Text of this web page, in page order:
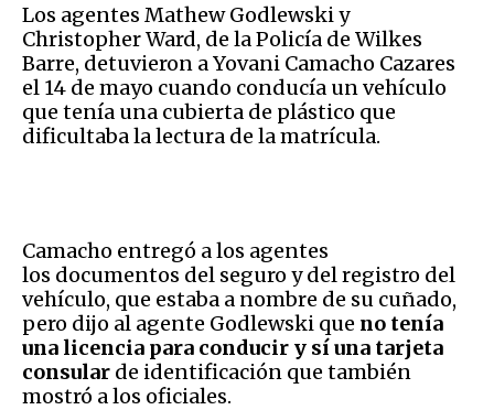
Los agentes Mathew Godlewski y
Christopher Ward, de la Policía de Wilkes
Barre, detuvieron a Yovani Camacho Cazares
el 14 de mayo cuando conducía un vehículo
que tenía una cubierta de plástico que
dificultaba la lectura de la matrícula.
Camacho entregó a los agentes
los documentos del seguro y del registro del
vehículo, que estaba a nombre de su cuñado,
pero dijo al agente Godlewski que no tenía
una licencia para conducir y sí una tarjeta
consular de identificación que también
mostró a los oficiales.